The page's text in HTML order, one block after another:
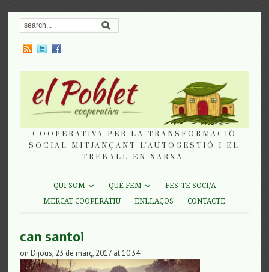
COOPERATIVA PER LA TRANSFORMACIÓ
SOCIAL MITJANÇANT L'AUTOGESTIÓ I EL
TREBALL EN XARXA.
QUI SOM QUÈ FEM
FES-TE SOCI/A
MERCAT COOPERATIU
ENLLAÇOS CONTACTE
can santoi
on Dijous, 23 de març, 2017 at 10:34